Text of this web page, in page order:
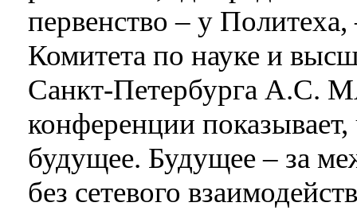
первенство – у Политеха,
Комитета по науке и
Санкт-Петербурга
конференции
будущее. Будущее – за
без сетевого